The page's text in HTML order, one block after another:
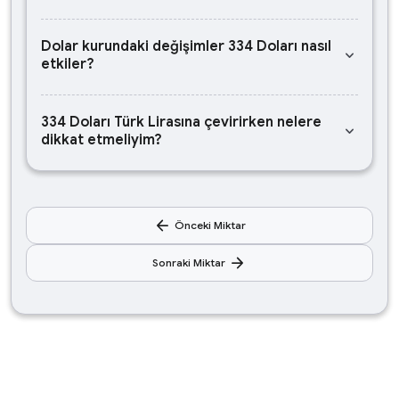
Dolar kurundaki değişimler 334 Doları nasıl
etkiler?
keyboard_arrow_down
334 Doları Türk Lirasına çevirirken nelere
dikkat etmeliyim?
keyboard_arrow_down
arrow_back Önceki Miktar
Sonraki Miktar arrow_forward